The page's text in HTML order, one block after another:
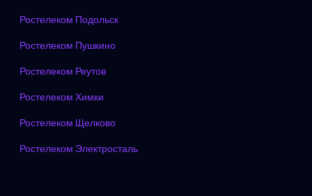
Ростелеком Подольск
Ростелеком Пушкино
Ростелеком Реутов
Ростелеком Химки
Ростелеком Щелково
Ростелеком Электросталь